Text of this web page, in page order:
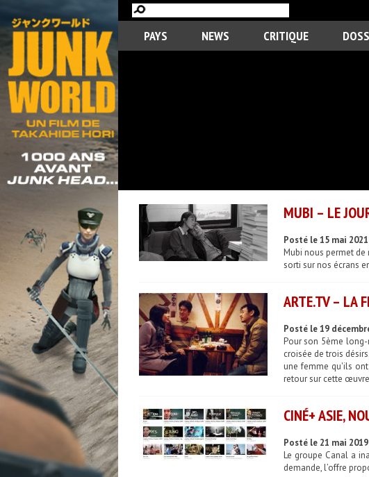
PAYS NEWS CRITIQUE
MUBI – LE
Posté le 15 mai
Mubi nous permet de
sorti sur nos écrans
ARTE.TV – LA
Posté le 19
Pour son 5ème
croisée de trois
une femme qu'ils
retour sur cette
CINÉ+ ASIE,
Posté le 21 mai
Le groupe Canal a
demande, l’offre